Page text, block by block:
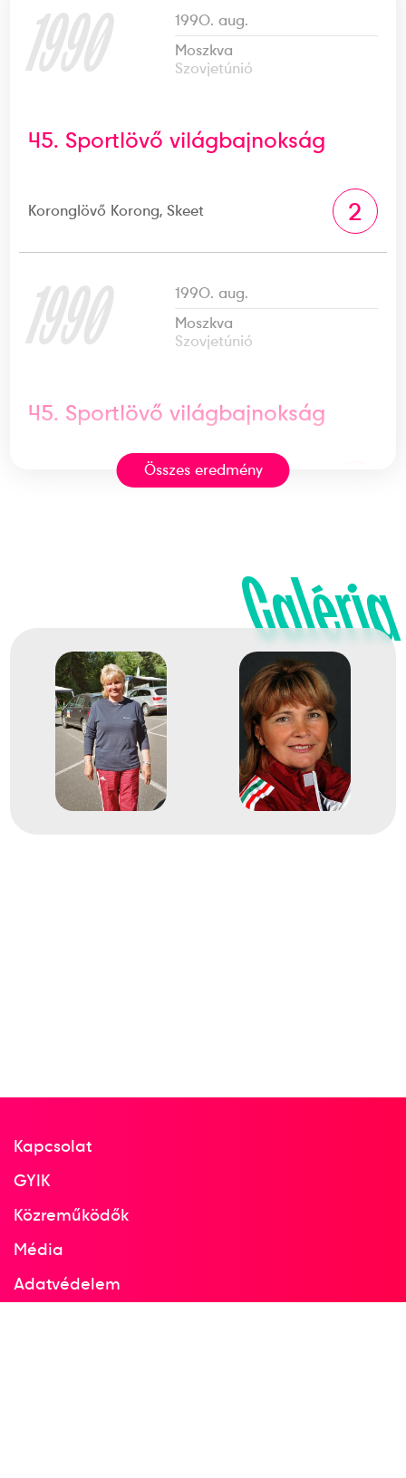
1990
1990. aug.
Moszkva
Szovjetúnió
45. Sportlövő világbajnokság
Koronglövő Korong, Skeet 2
1990
1990. aug.
Moszkva
Szovjetúnió
45. Sportlövő világbajnokság
koronglövő Skeet csapat
Milánó; Fagnano; Tolmezzo
Olaszország
46. Sportlövő világbajnokság
koronglövő Skeet csapat
1989
Koronglövő Korong, Skeet 3
Összes eredmény
Galéria
Kapcsolat
GYIK
Közreműködők
Média
Adatvédelem